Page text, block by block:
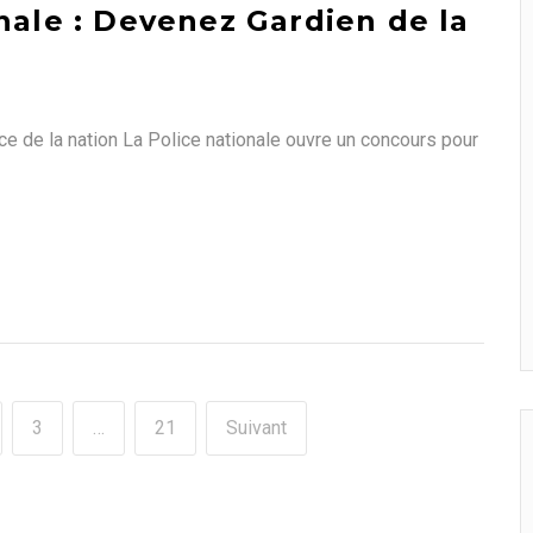
: Devenez Gardien de la
de la nation La Police nationale ouvre un concours pour
3 … 21 Suivant